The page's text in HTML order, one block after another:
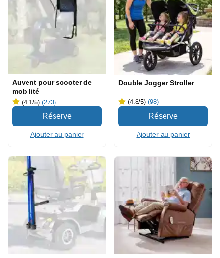
Auvent pour scooter de
mobilité
(4.1/5) (273)
Ajouter au panier
Double Jogger Stroller
(4.8/5) (98)
Ajouter au panier